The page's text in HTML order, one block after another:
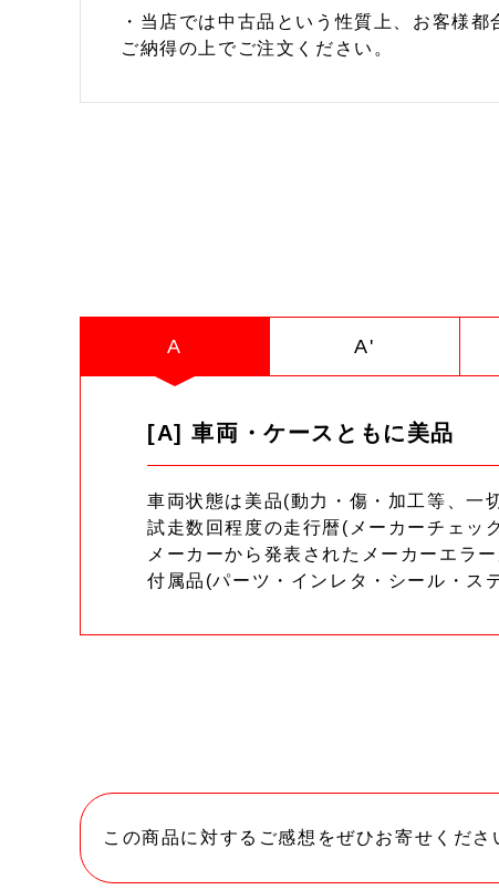
・当店では中古品という性質上、お客様
ご納得の上でご注文ください。
A A'
[A] 車両・ケースともに美品
車両状態は美品(動力・傷・加工等、一
試走数回程度の走行暦(メーカーチェッ
メーカーから発表されたメーカーエラ
付属品(パーツ・インレタ・シール・ス
この商品に対するご感想をぜひお寄せくださ